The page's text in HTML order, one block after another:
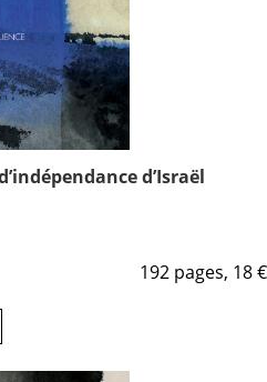
d’Israël
192 pages, 18 €